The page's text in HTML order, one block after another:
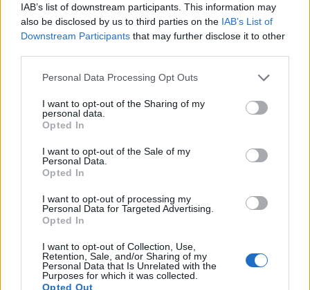
IAB’s list of downstream participants. This information may
also be disclosed by us to third parties on the IAB’s List of
Downstream Participants that may further disclose it to other
Personal Data Processing Opt Outs
I want to opt-out of the Sharing of my
personal data.
Opted In
I want to opt-out of the Sale of my
Personal Data.
Opted In
I want to opt-out of processing my
Personal Data for Targeted Advertising.
Opted In
I want to opt-out of Collection, Use,
Retention, Sale, and/or Sharing of my
Personal Data that Is Unrelated with the
Purposes for which it was collected.
Opted Out
Czy wiesz, jakiego zwierzęcia
Czy wiesz, jakiej rośliny
Czy uzupełnisz brakujące
miejsce w tytule książki?